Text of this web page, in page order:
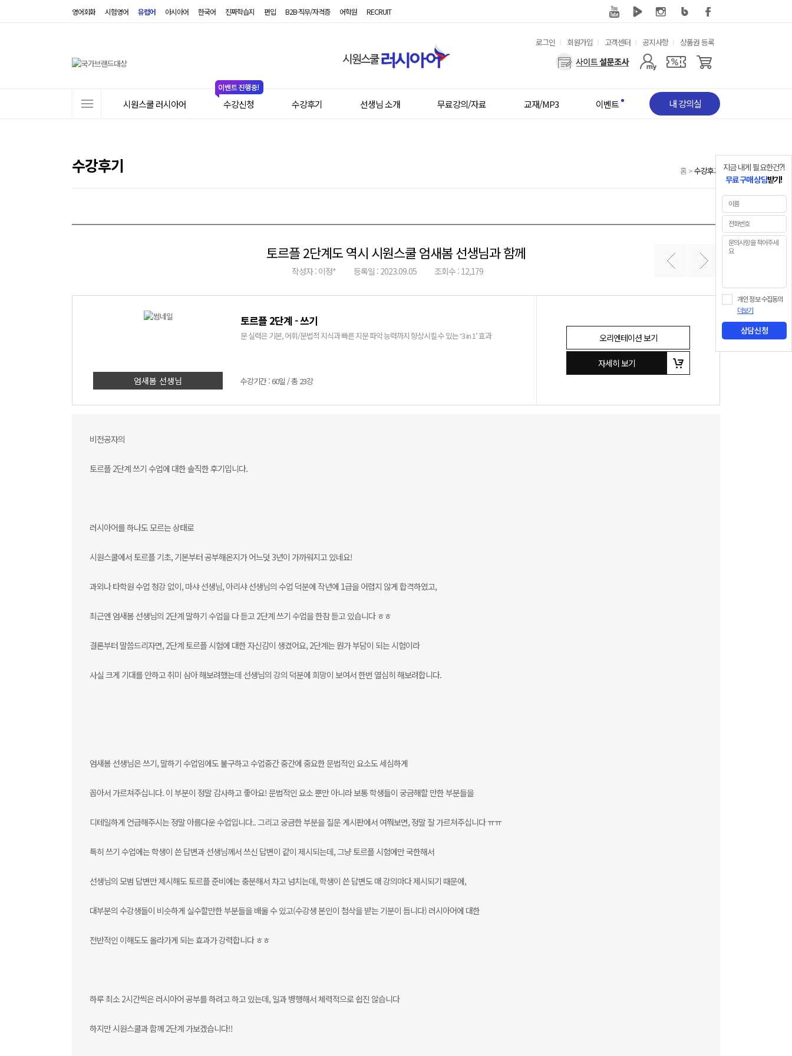
영어회화 시험영어 유럽어 아시아어 한국어 진짜학습지 편입 B2B·직무/자격증 어학원 RECRUIT
로그인 회원가입 고객센터 공지사항
상품권 등록
사
용
뉴
시원스쿨 러시아어 수강신청 수강후기 선생님 소개 무료강의/자료 교재/MP3 이벤트 내 강의실
수강후기 홈 >수강후기
토르플 2단계도 역시 시원스쿨 엄새봄 선생님과 함께
작성자 : 이정* 등록일 : 2023.09.05 조회수 : 12,179
엄새봄 선생님
토르플 2단계 - 쓰기
문 실력은 기본, 어휘/문법적 지식과 빠른 지문 파악 능력까지 향상시킬 수 있는 ‘3 in 1’ 효과
수강기간 : 60일 / 총 23강
오리엔테이션 보기
자세히 보기
비전공자의
토르플 2단계 쓰기 수업에 대한 솔직한 후기입니다.
러시아어를 하나도 모르는 상태로
시원스쿨에서 토르플 기초, 기본부터 공부해온지가 어느덧 3년이 가까워지고 있네요!
과외나 타학원 수업 청강 없이, 마샤 선생님, 아리샤 선생님의 수업 덕분에 작년에 1급을 어렵지 않게 합격하였고,
최근엔 엄새봄 선생님의 2단계 말하기 수업을 다 듣고 2단계 쓰기 수업을 한참 듣고 있습니다 ㅎㅎ
결론부터 말씀드리자면, 2단계 토르플 시험에 대한 자신감이 생겼어요, 2단계는 뭔가 부담이 되는 시험이라
사실 크게 기대를 안하고 취미 삼아 해보려했는데 선생님의 강의 덕분에 희망이 보여서 한번 열심히 해보려합니다.
엄새봄 선생님은 쓰기, 말하기 수업임에도 불구하고 수업중간 중간에 중요한 문법적인 요소도 세심하게
꼽아서 가르쳐주십니다. 이 부분이 정말 감사하고 좋아요! 문법적인 요소 뿐만 아니라 보통 학생들이 궁금해할 만한 부분들을
디테일하게 언급해주시는 정말 아름다운 수업입니다.. 그리고 궁금한 부분을 질문 게시판에서 여쭤보면, 정말 잘 가르쳐주십니다 ㅠㅠ
특히 쓰기 수업에는 학생이 쓴 답변과 선생님께서 쓰신 답변이 같이 제시되는데, 그냥 토르플 시험에만 국한해서
선생님의 모범 답변만 제시해도 토르플 준비에는 충분해서 차고 넘치는데, 학생이 쓴 답변도 매 강의마다 제시되기 때문에,
대부분의 수강생들이 비슷하게 실수할만한 부분들을 배울 수 있고(수강생 본인이 첨삭을 받는 기분이 듭니다) 러시아어에 대한
전반적인 이해도도 올라가게 되는 효과가 강력합니다 ㅎㅎ
하루 최소 2시간씩은 러시아어 공부를 하려고 하고 있는데, 일과 병행해서 체력적으로 쉽진 않습니다
하지만 시원스쿨과 함께 2단계 가보겠습니다!!
지금 내게 필요한건?!
무료 구매 상담받기!
개인 정보 수집동의
더보기
상담신청